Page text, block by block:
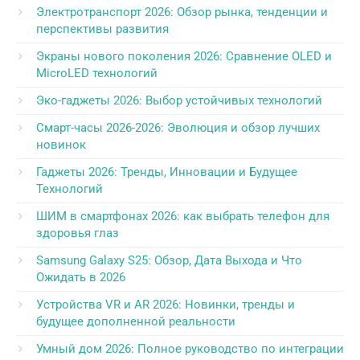
Электротранспорт 2026: Обзор рынка, тенденции и
перспективы развития
Экраны нового поколения 2026: Сравнение OLED и
MicroLED технологий
Эко-гаджеты 2026: Выбор устойчивых технологий
Смарт-часы 2026-2026: Эволюция и обзор лучших
новинок
Гаджеты 2026: Тренды, Инновации и Будущее
Технологий
ШИМ в смартфонах 2026: как выбрать телефон для
здоровья глаз
Samsung Galaxy S25: Обзор, Дата Выхода и Что
Ожидать в 2026
Устройства VR и AR 2026: Новинки, тренды и
будущее дополненной реальности
Умный дом 2026: Полное руководство по интеграции